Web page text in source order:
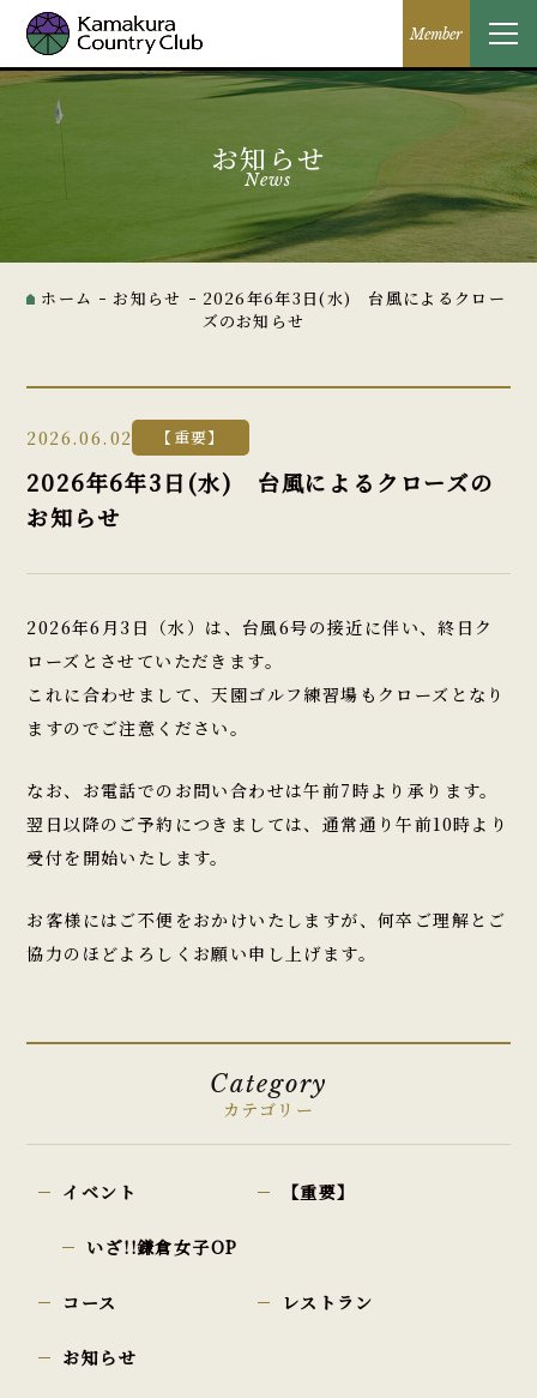
お知らせ
News
ホーム お知らせ
2026年6年3日(水) 台風によるクロー
ズのお知らせ
2026.06.02 【重要】
2026年6年3日(水) 台風によるクローズの
お知らせ
2026年6月3日（水）は、台風6号の接近に伴い、終日ク
ローズとさせていただきます。
これに合わせまして、天園ゴルフ練習場もクローズ となり
ますのでご注意ください。
なお、お電話でのお問い合わせは午前7時より 承ります。
翌日以降のご予約につきましては、通常通り午前10時より
受付を開始いたします。
お客様にはご不便をおかけいたしますが、何卒ご理解とご
協力のほどよろしくお願い申し上げます。
Category
カテゴリー
イベント
いざ!!鎌倉女子OP
【重要】
コース レストラン
お知らせ
Member